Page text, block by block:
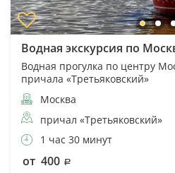
Водная экскурсия по
Водная прогулка по центру
причала «Третьяковский»
Москва
причал «Третьяковский»
1 час 30 минут
от 400